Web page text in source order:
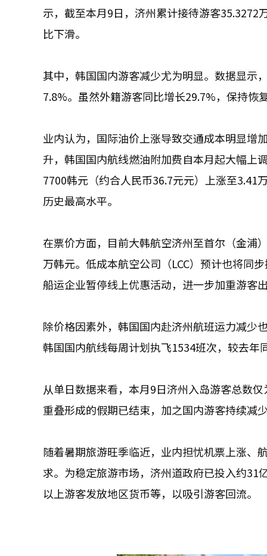
示，截至本月9日，济州累计接待游客35.3272
比下滑。
其中，韩国国内游客减少尤为明显。数据显示
7.8%。虽然外籍游客同比增长29.7%，保持恢
业内认为，国际油价上涨导致交通成本明显增
升，韩国国内航线燃油附加费自本月起大幅上
7700韩元（约合人民币36.7元元）上涨至3.41
历史最高水平。
在票价方面，目前大韩航空济州至首尔（金浦
万韩元。低成本航空公司（LCC）预计也将同
船运企业暂停线上优惠活动，进一步加重游客
除价格因素外，韩国国内赴济州航班运力减少
韩国国内航线每周计划执飞1534班次，较去年
从单日数据来看，本月9日济州入岛游客总数
重叠形成的假期已结束，加之国内游客持续减
随着暑期旅游旺季临近，业内担忧机票上涨、
求。为稳定旅游市场，济州道政府已投入约31
以上游客发放地区货币等，以吸引游客回流。